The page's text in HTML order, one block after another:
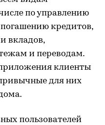
по управлению
кредитов,
вкладов,
и переводам.
клиенты
для них
пользователей